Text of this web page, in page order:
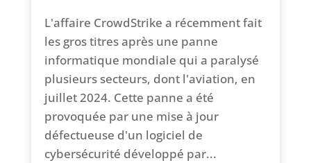
L'affaire CrowdStrike a récemment fait
les gros titres après une panne
informatique mondiale qui a paralysé
plusieurs secteurs, dont l'aviation, en
juillet 2024. Cette panne a été
provoquée par une mise à jour
défectueuse d'un logiciel de
cybersécurité développé par...